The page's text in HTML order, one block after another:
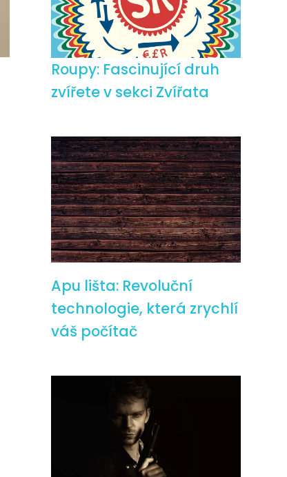
Roupy: Fascinující druh
zvířete v sekci Zvířata
Apu lišta: Revoluční
technologie, která zrychlí
váš počítač